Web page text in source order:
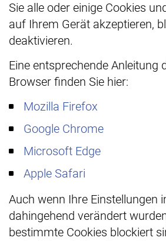
Sie alle oder einige Cookies
auf Ihrem Gerät akzeptieren,
deaktivieren.
Eine entsprechende Anleitung
Browser finden Sie hier:
Mozilla Firefox
Google Chrome
Microsoft Edge
Apple Safari
Auch wenn Ihre Einstellungen
dahingehend verändert
bestimmte Cookies blockiert